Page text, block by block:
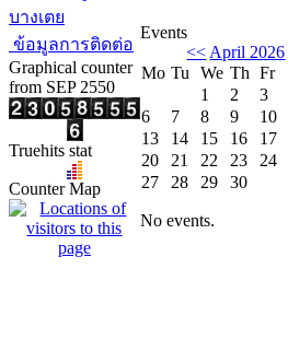
บางเตย
ข้อมูลการติดต่อ
Graphical counter
from SEP 2550
Truehits stat
Counter Map
Events
<< April 2026
Mo Tu We Th Fr
1
2 3
6
7 8 9 10
13
14 15 16 17
20
21 22 23 24
27
28 29 30
No events.